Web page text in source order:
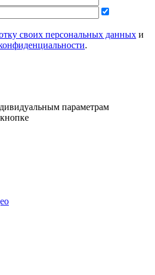
своих персональных данных и
.
параметрам